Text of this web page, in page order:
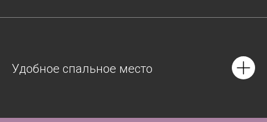
Удобное спальное место